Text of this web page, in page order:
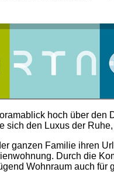
hoch über den
sich den Luxus der
ganzen Familie ihren
Durch die
Wohnraum auch für